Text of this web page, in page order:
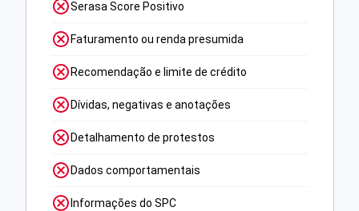
Serasa Score Positivo
Faturamento ou renda presumida
Recomendação e limite de crédito
Dívidas, negativas e anotações
Detalhamento de protestos
Dados comportamentais
Informações do SPC